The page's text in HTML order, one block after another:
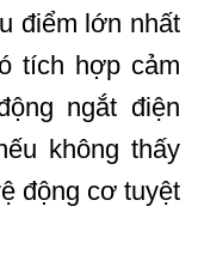
điểm lớn nhất
tích hợp cảm
ngắt điện
không thấy
động cơ tuyệt